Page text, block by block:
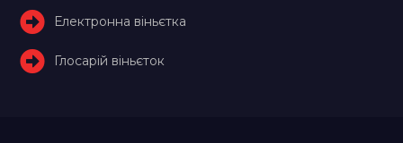
Електронна віньєтка
Глосарій віньєток